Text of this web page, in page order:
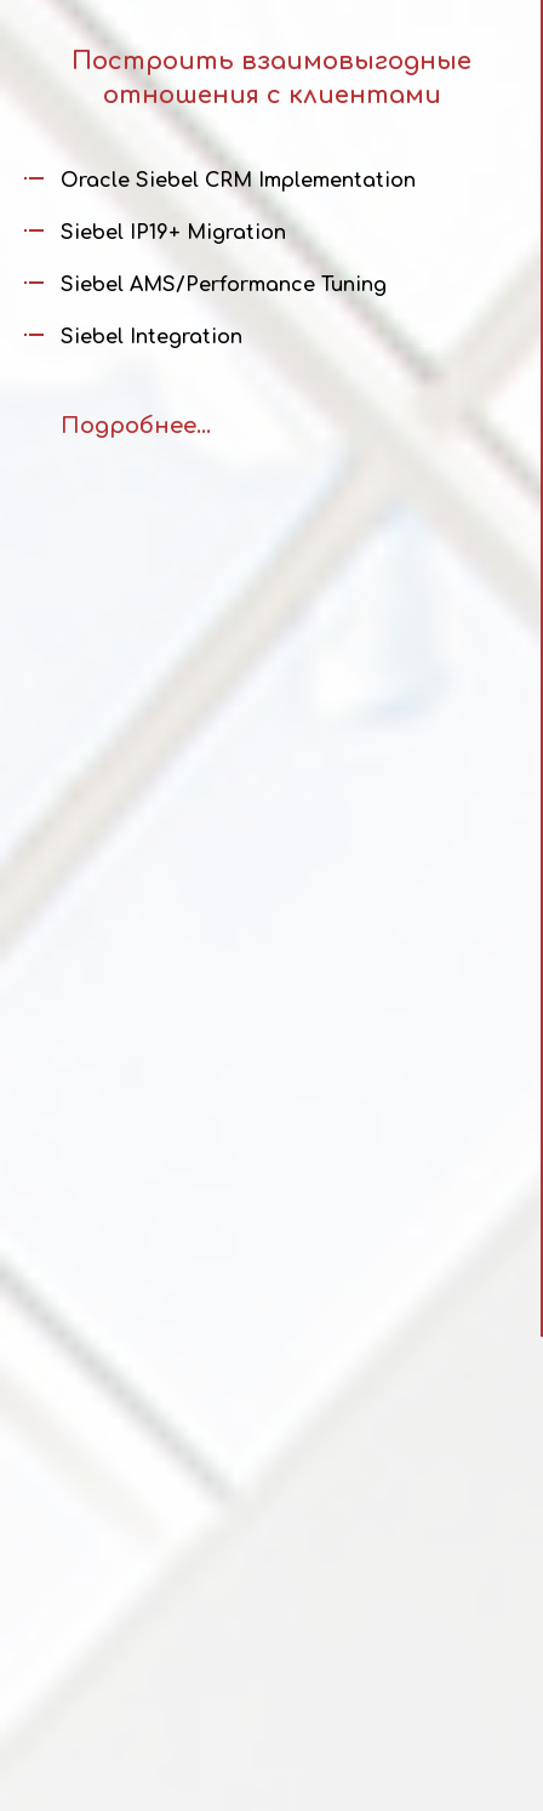
Построить взаимовыгодные
отношения с клиентами
Oracle Siebel CRM Implementation
Siebel IP19+ Migration
Siebel AMS/Performance Tuning
Siebel Integration
Подробнее...